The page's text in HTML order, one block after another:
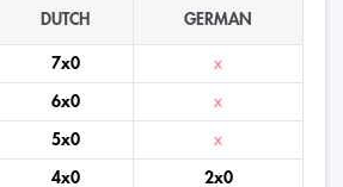
DUTCH GERMAN
7x0 x
6x0 x
5x0 x
4x0 2x0